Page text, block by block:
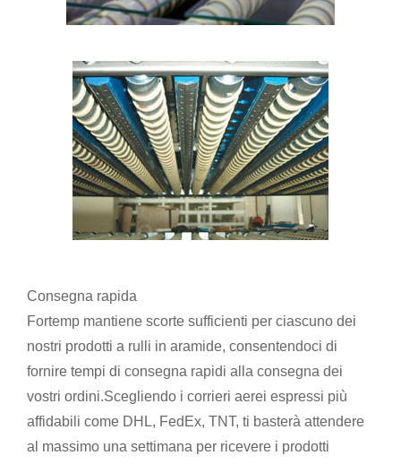
Consegna rapida
Fortemp mantiene scorte sufficienti per ciascuno dei
nostri prodotti a rulli in aramide, consentendoci di
fornire tempi di consegna rapidi alla consegna dei
vostri ordini.Scegliendo i corrieri aerei espressi più
affidabili come DHL, FedEx, TNT, ti basterà attendere
al massimo una settimana per ricevere i prodotti